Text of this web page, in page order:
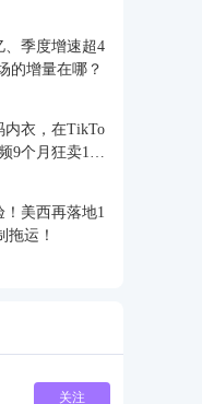
、季度增速超4
的增量在哪？
内衣，在TikTo
9个月狂卖120
！美西再落地1
拖运！
关注